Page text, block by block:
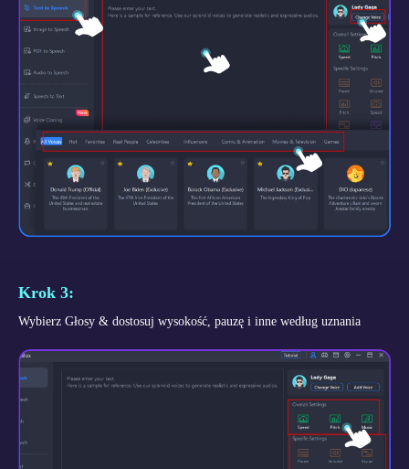
Krok 3:
Wybierz Głosy & dostosuj wysokość, pauzę i inne według uznania